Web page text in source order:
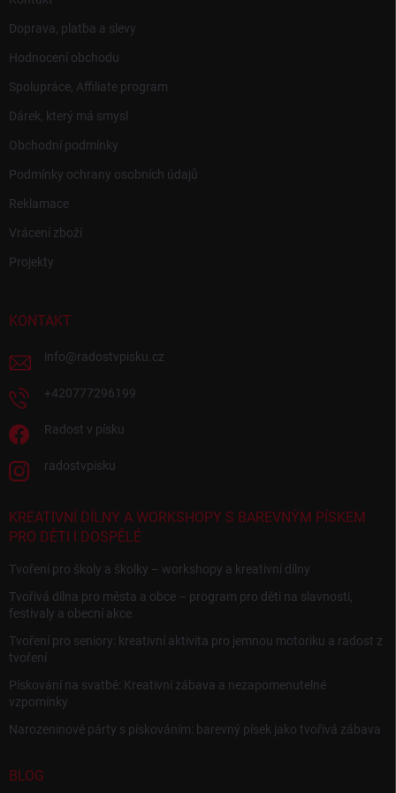
Doprava, platba a slevy
Hodnocení obchodu
Spolupráce, Affiliate program
Dárek, který má smysl
Obchodní podmínky
Podmínky ochrany osobních údajů
Reklamace
Vrácení zboží
Projekty
KONTAKT
info@radostvpisku.cz
+420777296199
Radost v písku
radostvpisku
KREATIVNÍ DÍLNY A WORKSHOPY S BAREVNÝM PÍSKEM
PRO DĚTI I DOSPĚLÉ
Tvoření pro školy a školky – workshopy a kreativní dílny
Tvořivá dílna pro města a obce – program pro děti na slavnosti,
festivaly a obecní akce
Tvoření pro seniory: kreativní aktivita pro jemnou motoriku a radost z
tvoření
Pískování na svatbě: Kreativní zábava a nezapomenutelné
vzpomínky
Narozeninové párty s pískováním: barevný písek jako tvořivá zábava
BLOG